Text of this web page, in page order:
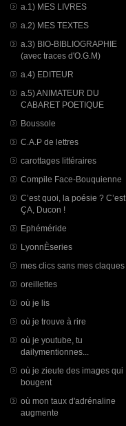
a.1) MES LIVRES
a.2) MES TEXTES
a.3) BIO-BIBLIOGRAPHIE
(avec traces d'O.G.M)
a.4) EDITEUR
a.5) ANIMATEUR DU
CABARET POETIQUE
Boussole
C.A.P de lettres
carottages littéraires
Compile Face-Bouquienne
C’est quoi, la poésie ? C’est
ÇA, Ducon !
Ephéméride
LyonnÈseries
mes clics sans mes claques
oreillettes
où je lis
où je trouve à rire
où je youtube, tu
dailymentionnes...
où je zieute des images qui
bougent
où mon taux d'adrénaline
augmente